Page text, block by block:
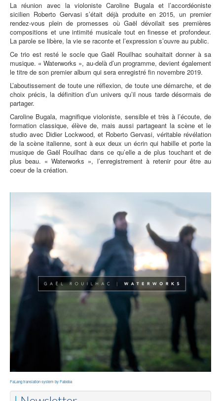
La réunion avec la violoniste Caroline Bugala et l’accordéoniste
sicilien Roberto Gervasi s’était déjà produite en 2015, un premier
rendez-vous plein de promesses où Gaël dévoilait ses premières
compositions et une intimité musicale tout en finesse et profondeur.
La parole se libère, la vie se raconte et l’expression s’ouvre au public.
Ce trio est resté le socle que Gaël Rouilhac souhaitait donner à sa
musique. « Waterworks », au-delà d’un programme, devient également
le titre de son premier album qui sera enregistré fin novembre 2019.
L’aboutissement de toute une réflexion, de toute une démarche, et de
choix précis, la définition d’un univers qu’il nous tarde désormais de
partager.
Caroline Bugala, magnifique violoniste, sensible et très à l’écoute, de
formation classique, élève de, mais aussi partageant la scène et le
studio avec Didier Lockwood, et Roberto Gervasi, véritable révélation
de la scène italienne, sont à eux deux un écrin qui habille et porte la
musique de Gaël Rouilhac dans ce qu’elle a de plus touchant et de
plus beau. « Waterworks », l’enregistrement à retenir pour être au
coeur de la création.
FaLang translation system by Faboba